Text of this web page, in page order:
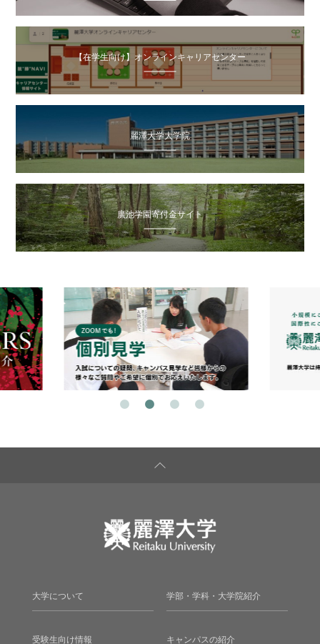
【在学生向け】オンラインキャリアセンター
麗澤大学大学院
廣池学園寄付金サイト
大学について 学部・学科・大学院紹介
受験生向け情報 キャンパスの紹介